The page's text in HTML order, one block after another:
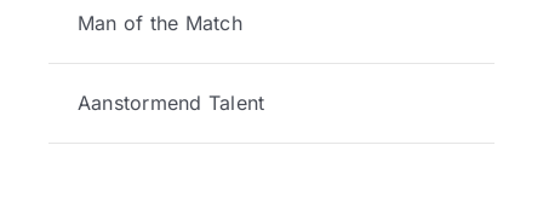
Man of the Match
Aanstormend Talent